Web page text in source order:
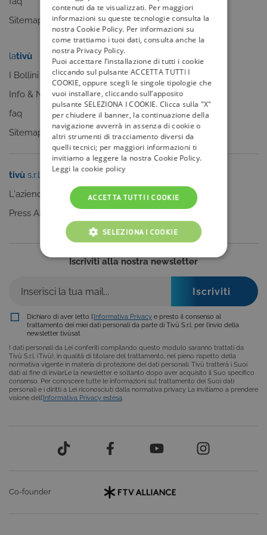
Sitemap
lativù
I Bollini
Info & News
faq
Sitemap
my tivù
tivù s.r.l.
L'azienda
Press Area
Clicca qui
Iscriviti alla nostra newsletter
Dichiaro di aver letto l’Informativa Privacy e presto il consenso al
trattamento dei miei dati personali da parte di Tivù S.r.l. per l’invio della
newsletter tivùsat
I dati personali da Lei conferiti compilando questo modulo saranno trattati da
Tivù S.r.l. (Tivù), in qualità di titolare del trattamento, nel pieno rispetto della
normativa vigente in materia di protezione dei dati personali. Tivù tratterà i Suoi
dati al fine di inviarLe la newsletter e soltanto dopo aver acquisito il Suo specifico
consenso. Per conoscere tutte le informazioni sul trattamento dei Suoi dati
personali e i diritti a Lei riconosciuti dalla normativa privacy La invitiamo a prendere
visione dell’Informativa Privacy estesa
Co-founder
contenuti da te visualizzati. Per maggiori
informazioni su queste tecnologie consulta la
nostra Cookie Policy. Per informazioni su
come trattiamo i tuoi dati, consulta anche la
nostra Privacy Policy.
Puoi accettare l’installazione di tutti i cookie
cliccando sul pulsante ACCETTA TUTTI I
COOKIE, oppure scegli le singole tipologie che
vuoi installare, cliccando sull’apposito
pulsante SELEZIONA I COOKIE. Clicca sulla "X"
per chiudere il banner, la continuazione della
navigazione avverrà in assenza di cookie o
altri strumenti di tracciamento diversi da
quelli tecnici; per maggiori informazioni ti
invitiamo a leggere la nostra Cookie Policy.
Leggi la cookie policy
ACCETTA TUTTI I COOKIE
SELEZIONA I COOKIE
COOKIE TECNICI
COOKIE DI PROFILAZIONE
FUNZIONALITÀ
Cookie tecnici
Cookie analitici
Cookie di profilazione
essere disattivati. Vengono impostati solo in
risposta ad azioni da te effettuate nel corso della
Inoltre, ti permetteranno di navigare sul sito
ricordando le scelte e in base ai criteri da te